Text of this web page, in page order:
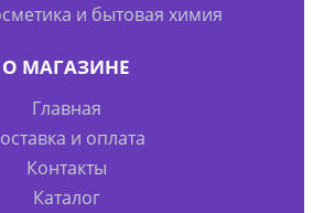
и бытовая химия
О МАГАЗИНЕ
Главная
и оплата
Контакты
Каталог